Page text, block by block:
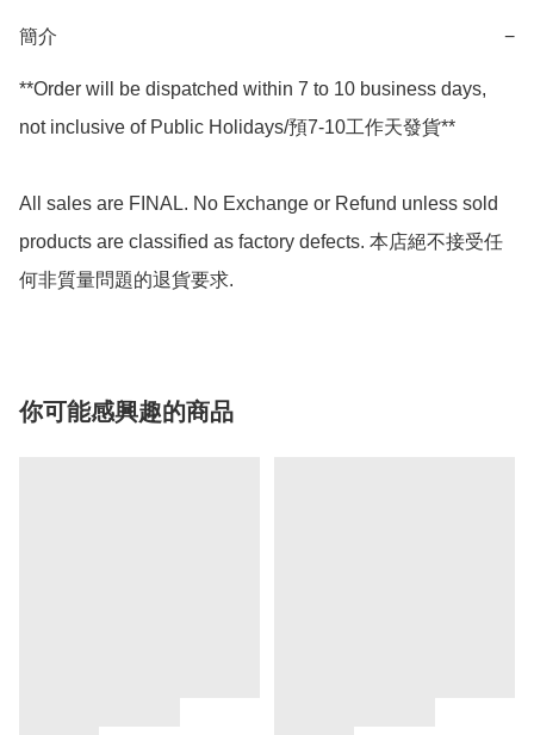
簡介 −
**Order will be dispatched within 7 to 10 business days,
not inclusive of Public Holidays/預7-10工作天發貨**
All sales are FINAL. No Exchange or Refund unless sold
products are classified as factory defects. 本店絕不接受任
何非質量問題的退貨要求.
你可能感興趣的商品